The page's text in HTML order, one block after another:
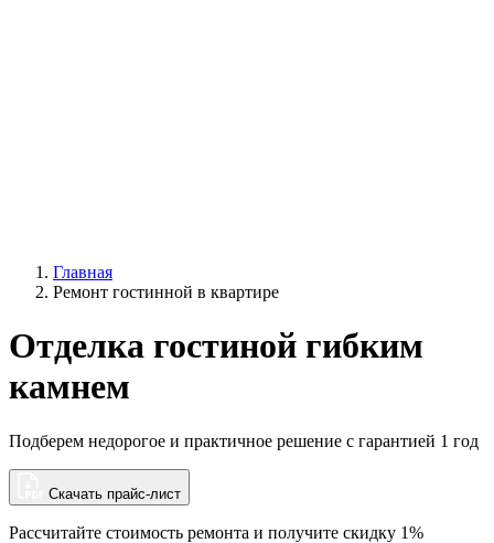
Главная
Ремонт гостинной в квартире
Отделка гостиной гибким
камнем
Подберем недорогое и практичное решение с гарантией 1 год
Скачать прайс-лист
Рассчитайте стоимость ремонта и получите скидку 1%